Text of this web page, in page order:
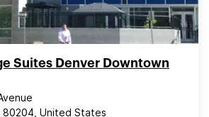
Suites Denver Downtown
80204, United States